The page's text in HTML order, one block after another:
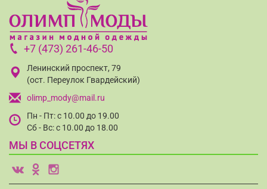
+7 (473) 261-46-50
Ленинский проспект, 79
(ост. Переулок Гвардейский)
olimp_mody@mail.ru
Пн - Пт: с 10.00 до 19.00
Сб - Вс: с 10.00 до 18.00
МЫ В СОЦСЕТЯХ
v o i